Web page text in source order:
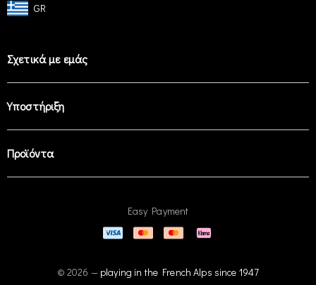
GR
Σχετικά με εμάς
Υποστήριξη
Προϊόντα
Easy Payment
© 2026 — playing in the French Alps since 1947